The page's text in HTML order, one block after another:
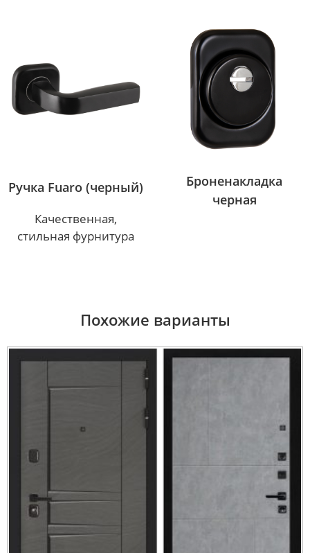
Ручка Fuaro (черный)
Качественная,
стильная фурнитура
Броненакладка
черная
Похожие варианты